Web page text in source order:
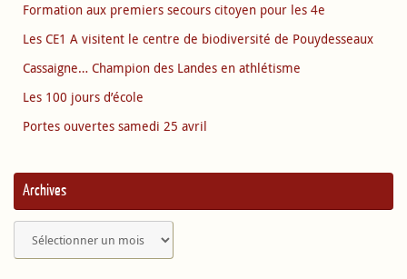
Formation aux premiers secours citoyen pour les 4e
Les CE1 A visitent le centre de biodiversité de Pouydesseaux
Cassaigne… Champion des Landes en athlétisme
Les 100 jours d’école
Portes ouvertes samedi 25 avril
Archives